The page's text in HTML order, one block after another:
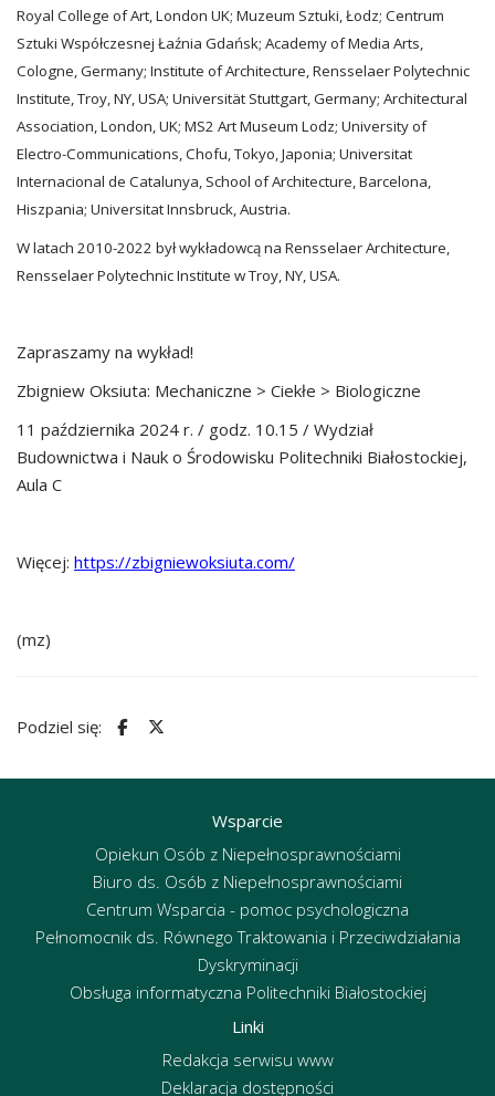
Royal College of Art, London UK; Muzeum Sztuki, Łodz; Centrum
Sztuki Współczesnej Łaźnia Gdańsk; Academy of Media Arts,
Cologne, Germany; Institute of Architecture, Rensselaer Polytechnic
Institute, Troy, NY, USA; Universität Stuttgart, Germany; Architectural
Association, London, UK; MS2 Art Museum Lodz; University of
Electro-Communications, Chofu, Tokyo, Japonia; Universitat
Internacional de Catalunya, School of Architecture, Barcelona,
Hiszpania; Universitat Innsbruck, Austria.
W latach 2010-2022 był wykładowcą na Rensselaer Architecture,
Rensselaer Polytechnic Institute w Troy, NY, USA.
Zapraszamy na wykład!
Zbigniew Oksiuta: Mechaniczne > Ciekłe > Biologiczne
11 października 2024 r. / godz. 10.15 / Wydział
Budownictwa i Nauk o Środowisku Politechniki Białostockiej,
Aula C
Więcej: https://zbigniewoksiuta.com/
(mz)
Podziel się:
Wsparcie
Opiekun Osób z Niepełnosprawnościami
Biuro ds. Osób z Niepełnosprawnościami
Centrum Wsparcia - pomoc psychologiczna
Pełnomocnik ds. Równego Traktowania i Przeciwdziałania
Dyskryminacji
Obsługa informatyczna Politechniki Białostockiej
Linki
Redakcja serwisu www
Deklaracja dostępności